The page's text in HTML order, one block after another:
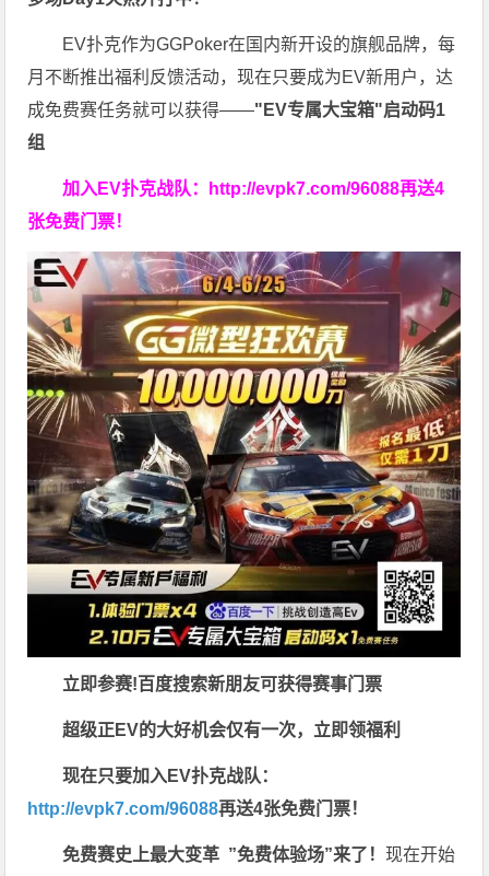
EV扑克作为GGPoker在国内新开设的旗舰品牌，每
月不断推出福利反馈活动，现在只要成为EV新用户，达
成免费赛任务就可以获得——"EV专属大宝箱"启动码1
组
加入EV扑克战队： http://evpk7.com/96088再送4
张免费门票！
立即参赛!百度搜索新朋友可获得赛事门票
超级正EV的大好机会仅有一次，立即领福利
现在只要加入EV扑克战队：
http://evpk7.com/96088再送4张免费门票！
免费赛史上最大变革 ”免费体验场”来了！现在开始